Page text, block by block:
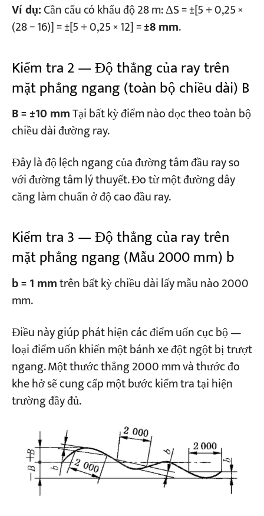
Ví dụ:Cần cẩu có khẩu độ 28 m: ΔS = ±[5 + 0,25 ×
(28 − 16)] = ±[5 + 0,25 × 12] =±8 mm.
Kiểm tra 2 — Độ thẳng của ray trên
mặt phẳng ngang (toàn bộ chiều dài) B
B = ±10 mmTại bất kỳ điểm nào dọc theo toàn bộ
chiều dài đường ray.
Đây là độ lệch ngang của đường tâm đầu ray so
với đường tâm lý thuyết. Đo từ một đường dây
căng làm chuẩn ở độ cao đầu ray.
Kiểm tra 3 — Độ thẳng của ray trên
mặt phẳng ngang (Mẫu 2000 mm) b
b = 1 mmtrên bất kỳ chiều dài lấy mẫu nào 2000
mm.
Điều này giúp phát hiện các điểm uốn cục bộ —
loại điểm uốn khiến một bánh xe đột ngột bị trượt
ngang. Một thước thẳng 2000 mm và thước đo
khe hở sẽ cung cấp một bước kiểm tra tại hiện
trường đầy đủ.